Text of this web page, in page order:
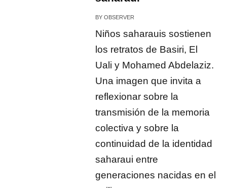
BYOBSERVER
Niños saharauis sostienen
los retratos de Basiri, El
Uali y Mohamed Abdelaziz.
Una imagen que invita a
reflexionar sobre la
transmisión de la memoria
colectiva y sobre la
continuidad de la identidad
saharaui entre
generaciones nacidas en el